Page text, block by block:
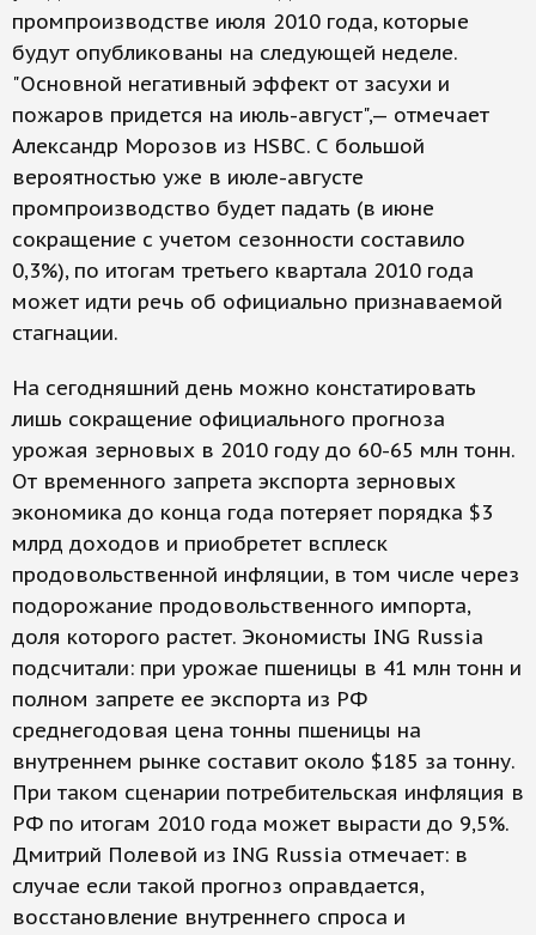
промпроизводстве июля 2010 года, которые
будут опубликованы на следующей неделе.
"Основной негативный эффект от засухи и
пожаров придется на июль-август",— отмечает
Александр Морозов из HSBC. С большой
вероятностью уже в июле-августе
промпроизводство будет падать (в июне
сокращение с учетом сезонности составило
0,3%), по итогам третьего квартала 2010 года
может идти речь об официально признаваемой
стагнации.
На сегодняшний день можно констатировать
лишь сокращение официального прогноза
урожая зерновых в 2010 году до 60-65 млн тонн.
От временного запрета экспорта зерновых
экономика до конца года потеряет порядка $3
млрд доходов и приобретет всплеск
продовольственной инфляции, в том числе через
подорожание продовольственного импорта,
доля которого растет. Экономисты ING Russia
подсчитали: при урожае пшеницы в 41 млн тонн и
полном запрете ее экспорта из РФ
среднегодовая цена тонны пшеницы на
внутреннем рынке составит около $185 за тонну.
При таком сценарии потребительская инфляция в
РФ по итогам 2010 года может вырасти до 9,5%.
Дмитрий Полевой из ING Russia отмечает: в
случае если такой прогноз оправдается,
восстановление внутреннего спроса и